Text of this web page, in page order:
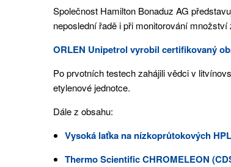
Společnost Hamilton Bonaduz AG
neposlední řadě i při monitorování
ORLEN Unipetrol vyrobil certifikovaný
Po prvotních testech zahájili vědci v
etylenové jednotce.
Dále z obsahu:
Vysoká laťka na nízkoprůtokových
Thermo Scientific CHROMELEON